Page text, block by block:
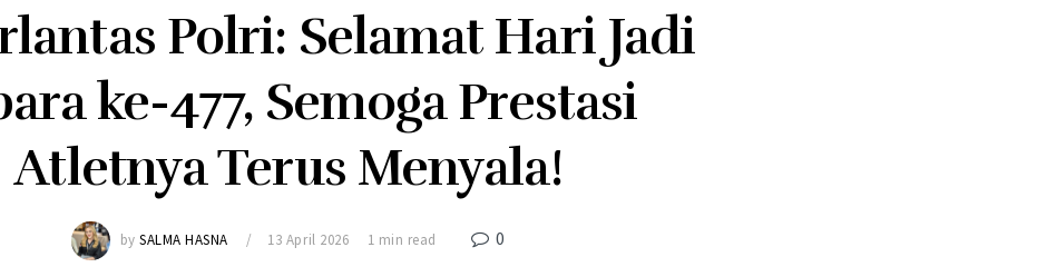
Polri: Selamat Hari Jadi
ke-477, Semoga Prestasi
Atletnya Terus Menyala!
by SALMA HASNA 13 April 2026 1 min read 0